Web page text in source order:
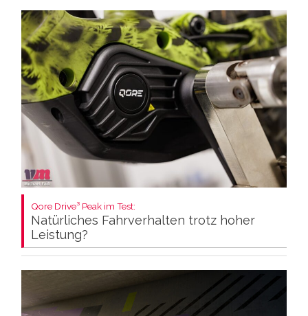
Qore Drive³ Peak im Test:
Natürliches Fahrverhalten trotz hoher
Leistung?